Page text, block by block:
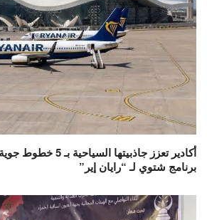
أكادير تعزز جاذبيتها
برنامج شتوي لـ “رايان إير”